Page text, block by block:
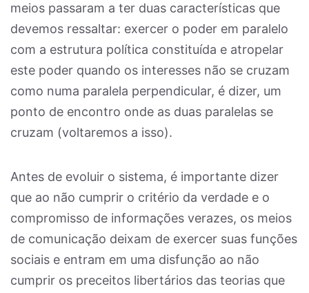
meios passaram a ter duas características que
devemos ressaltar: exercer o poder em paralelo
com a estrutura política constituída e atropelar
este poder quando os interesses não se cruzam
como numa paralela perpendicular, é dizer, um
ponto de encontro onde as duas paralelas se
cruzam (voltaremos a isso).
Antes de evoluir o sistema, é importante dizer
que ao não cumprir o critério da verdade e o
compromisso de informações verazes, os meios
de comunicação deixam de exercer suas funções
sociais e entram em uma disfunção ao não
cumprir os preceitos libertários das teorias que